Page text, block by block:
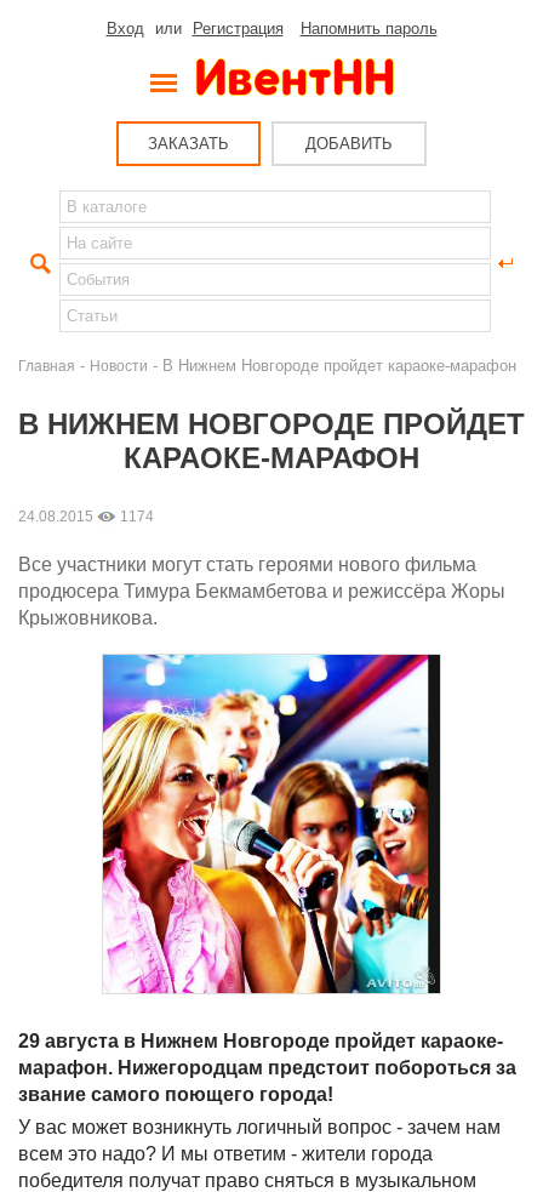
Вход или Регистрация Напомнить пароль
ЗАКАЗАТЬ ДОБАВИТЬ
Главная - Новости - В Нижнем Новгороде пройдет караоке-марафон
В НИЖНЕМ НОВГОРОДЕ ПРОЙДЕТ
КАРАОКЕ-МАРАФОН
24.08.2015 1174
Все участники могут стать героями нового фильма
продюсера Тимура Бекмамбетова и режиссёра Жоры
Крыжовникова.
29 августа в Нижнем Новгороде пройдет караоке-
марафон. Нижегородцам предстоит побороться за
звание самого поющего города!
У вас может возникнуть логичный вопрос - зачем нам
всем это надо? И мы ответим - жители города
победителя получат право сняться в музыкальном